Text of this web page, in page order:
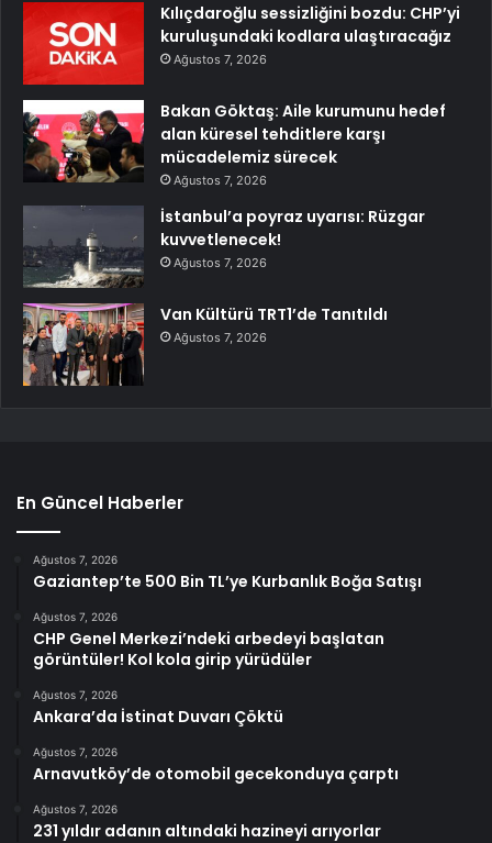
Kılıçdaroğlu sessizliğini bozdu: CHP’yi
kuruluşundaki kodlara ulaştıracağız
Ağustos 7, 2026
Bakan Göktaş: Aile kurumunu hedef
alan küresel tehditlere karşı
mücadelemiz sürecek
Ağustos 7, 2026
İstanbul’a poyraz uyarısı: Rüzgar
kuvvetlenecek!
Ağustos 7, 2026
Van Kültürü TRT1’de Tanıtıldı
Ağustos 7, 2026
En Güncel Haberler
Ağustos 7, 2026
Gaziantep’te 500 Bin TL’ye Kurbanlık Boğa Satışı
Ağustos 7, 2026
CHP Genel Merkezi’ndeki arbedeyi başlatan
görüntüler! Kol kola girip yürüdüler
Ağustos 7, 2026
Ankara’da İstinat Duvarı Çöktü
Ağustos 7, 2026
Arnavutköy’de otomobil gecekonduya çarptı
Ağustos 7, 2026
231 yıldır adanın altındaki hazineyi arıyorlar